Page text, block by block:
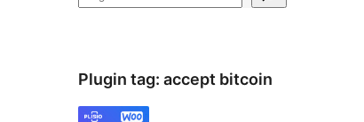
Plugin tag: accept bitcoin